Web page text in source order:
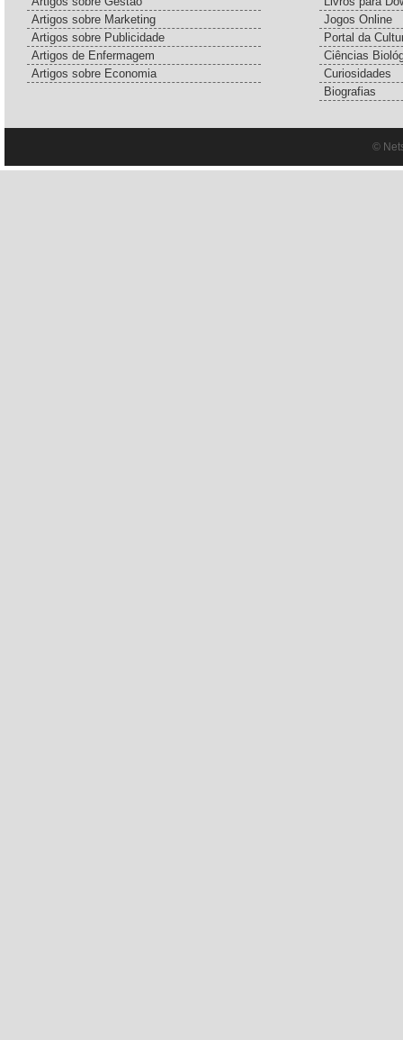
Artigos sobre Marketing
Artigos sobre Publicidade
Artigos de Enfermagem
Artigos sobre Economia
Jogos Online
Portal da
Ciências
Curiosidades
Biografias
©